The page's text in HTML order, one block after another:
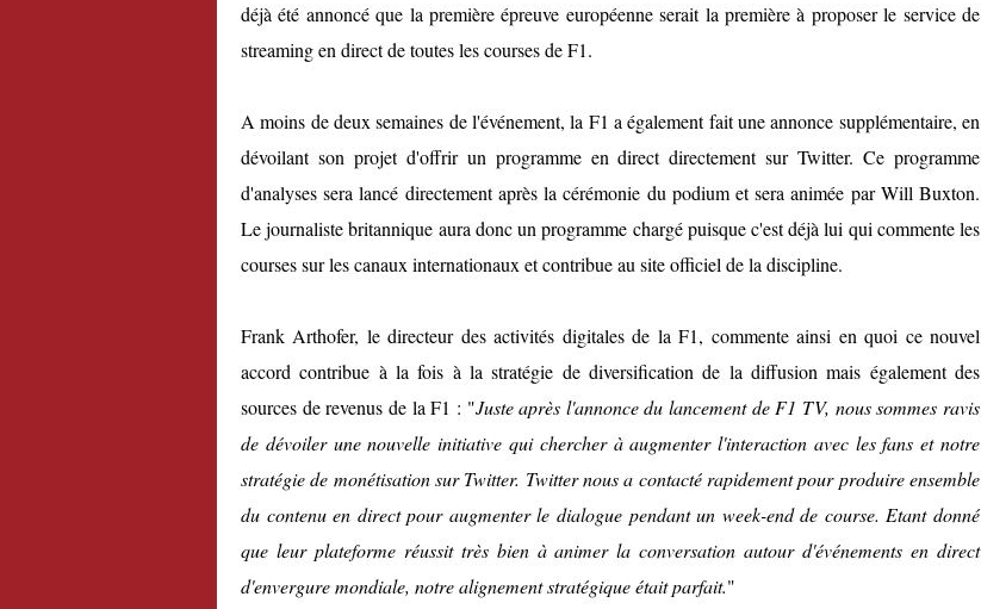
déjà été annoncé que la première épreuve européenne serait la première à proposer le service de
streaming en direct de toutes les courses de F1.
A moins de deux semaines de l'événement, la F1 a également fait une annonce supplémentaire, en
dévoilant son projet d'offrir un programme en direct directement sur Twitter. Ce programme
d'analyses sera lancé directement après la cérémonie du podium et sera animée par Will Buxton.
Le journaliste britannique aura donc un programme chargé puisque c'est déjà lui qui commente les
courses sur les canaux internationaux et contribue au site officiel de la discipline.
Frank Arthofer, le directeur des activités digitales de la F1, commente ainsi en quoi ce nouvel
accord contribue à la fois à la stratégie de diversification de la diffusion mais également des
sources de revenus de la F1 : "Juste après l'annonce du lancement de F1 TV, nous sommes ravis
de dévoiler une nouvelle initiative qui chercher à augmenter l'interaction avec les fans et notre
stratégie de monétisation sur Twitter. Twitter nous a contacté rapidement pour produire ensemble
du contenu en direct pour augmenter le dialogue pendant un week-end de course. Etant donné
que leur plateforme réussit très bien à animer la conversation autour d'événements en direct
d'envergure mondiale, notre alignement stratégique était parfait."